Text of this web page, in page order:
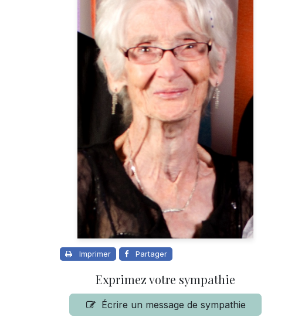
Imprimer Partager
Exprimez votre sympathie
Écrire un message de sympathie